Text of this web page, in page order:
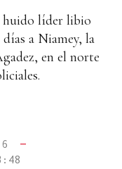
huido líder libio
a Niamey, la
en el norte
—